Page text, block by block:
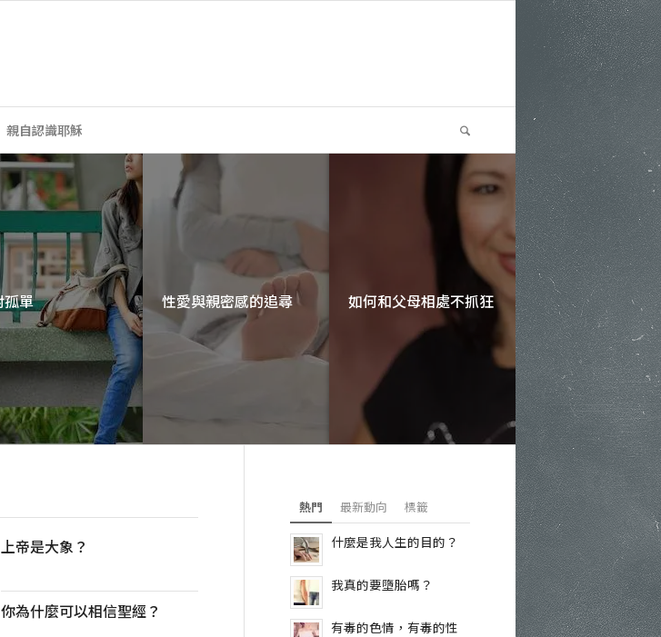
親自認識耶穌
神真的存在嗎？面對孤單 性愛與親密感的追尋如何和父母相處不抓狂
上帝是大象？
你為什麼可以相信聖經？
熱門 最新動向 標籤
什麼是我人生的目的？
我真的要墮胎嗎？
有毒的色情，有毒的性